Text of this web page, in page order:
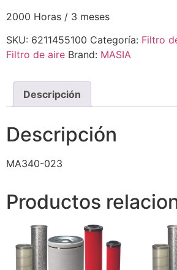
2000 Horas / 3 meses
SKU: 6211455100 Categoría: Filtro
Filtro de aire Brand: MASIA
Descripción
Descripción
MA340-023
Productos